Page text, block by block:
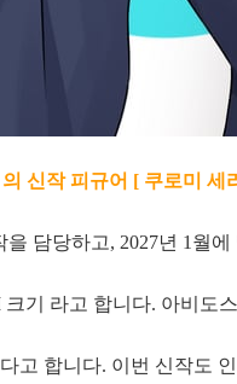
신작 피규어 [ 쿠로미 세
을 담당하고, 2027년 1월
크기 라고 합니다. 아비도
고 합니다. 이번 신작도